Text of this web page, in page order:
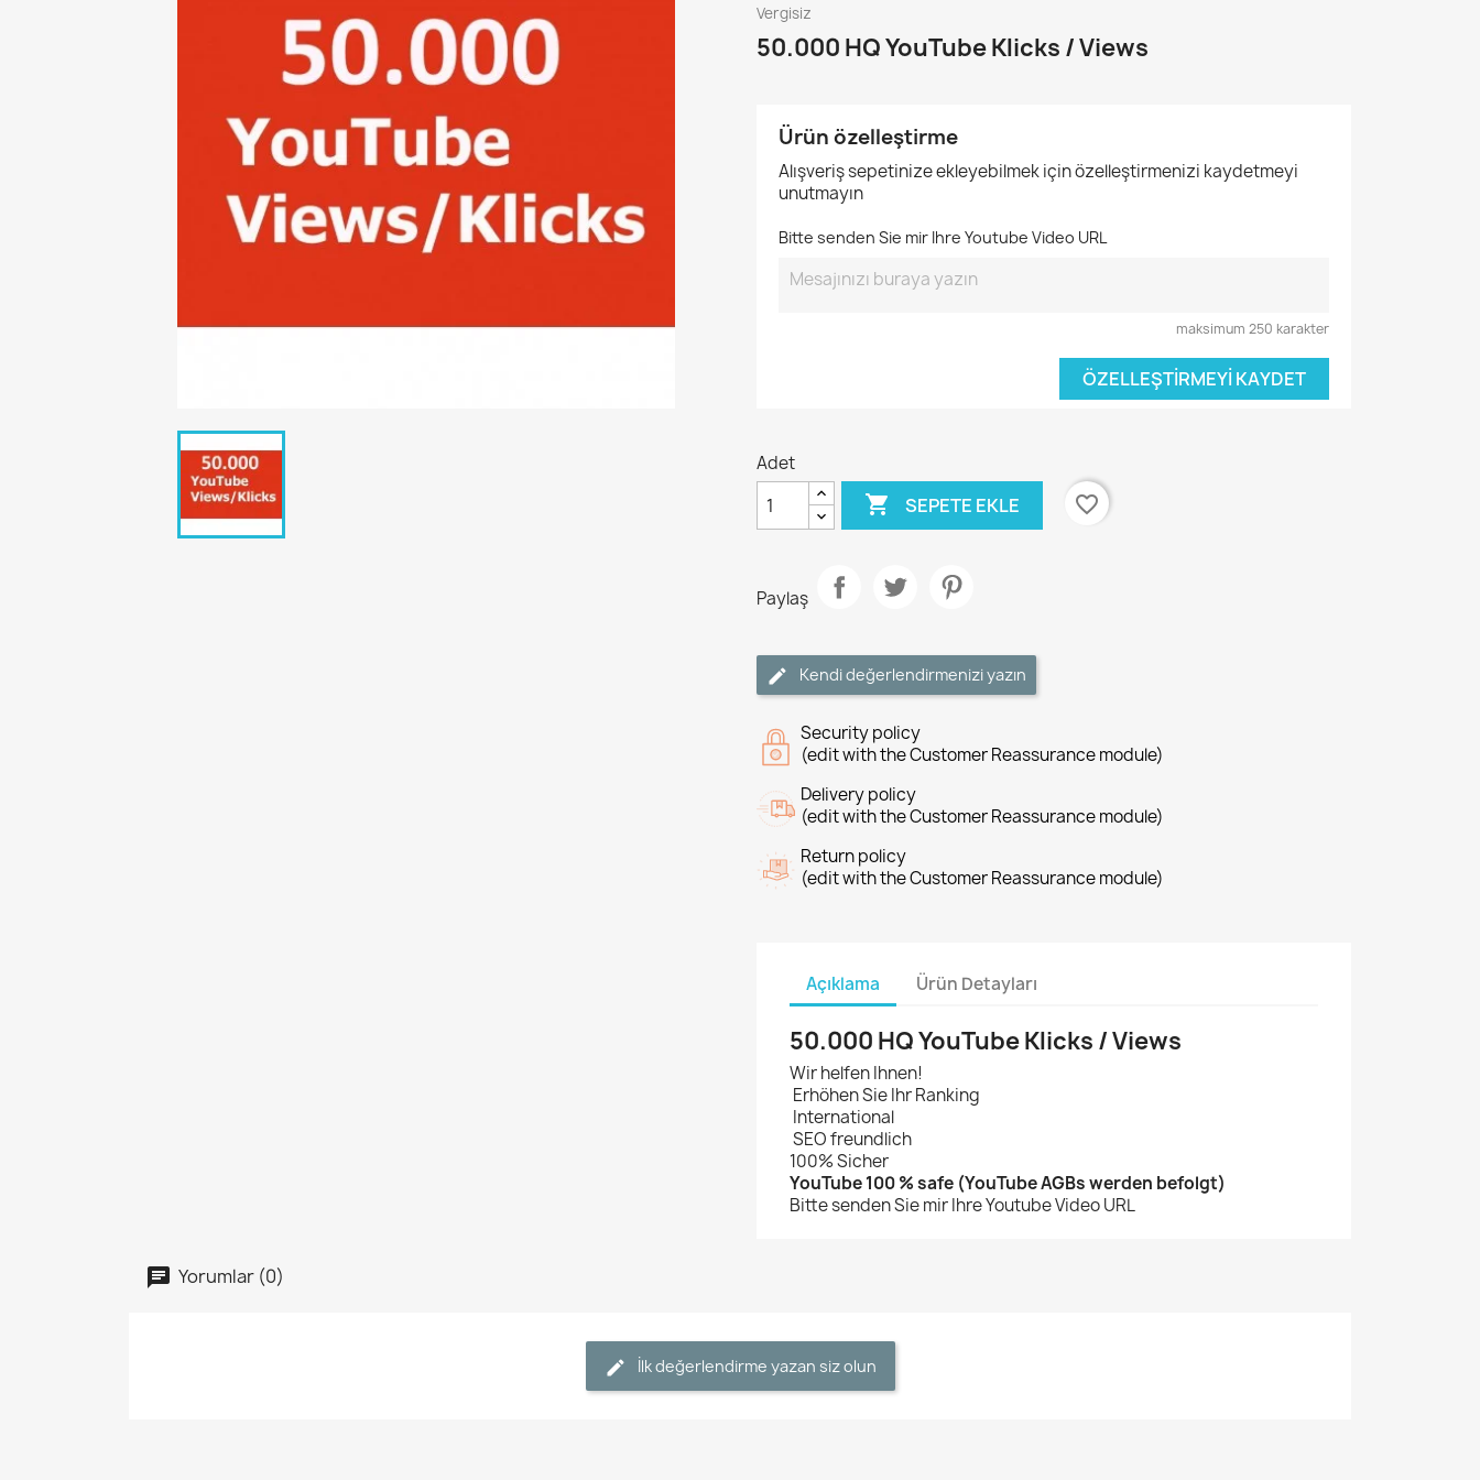
Vergisiz
50.000 HQ YouTube Klicks / Views
Ürün özelleştirme
Alışveriş sepetinize ekleyebilmek için özelleştirmenizi kaydetmeyi
unutmayın
Bitte senden Sie mir Ihre Youtube Video URL
maksimum 250 karakter
ÖZELLEŞTIRMEYI KAYDET
Adet
 SEPETE EKLE favorite_border
Paylaş
Kendi değerlendirmenizi yazın
Security policy
(edit with the Customer Reassurance module)
Delivery policy
(edit with the Customer Reassurance module)
Return policy
(edit with the Customer Reassurance module)
Açıklama Ürün Detayları
50.000 HQ YouTube Klicks / Views
Wir helfen Ihnen!
Erhöhen Sie Ihr Ranking
International
SEO freundlich
100% Sicher
YouTube 100 % safe (YouTube AGBs werden befolgt)
Bitte senden Sie mir Ihre Youtube Video URL
Yorumlar (0)
İlk değerlendirme yazan siz olun